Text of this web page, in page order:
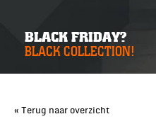
BLACK FRIDAY?
BLACK COLLECTION!
« Terug naar overzicht